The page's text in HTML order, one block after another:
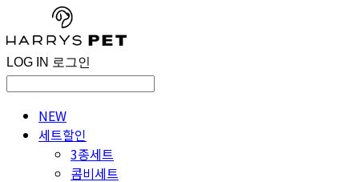
LOG IN 로그인
NEW
세트할인
3종세트
콤비세트